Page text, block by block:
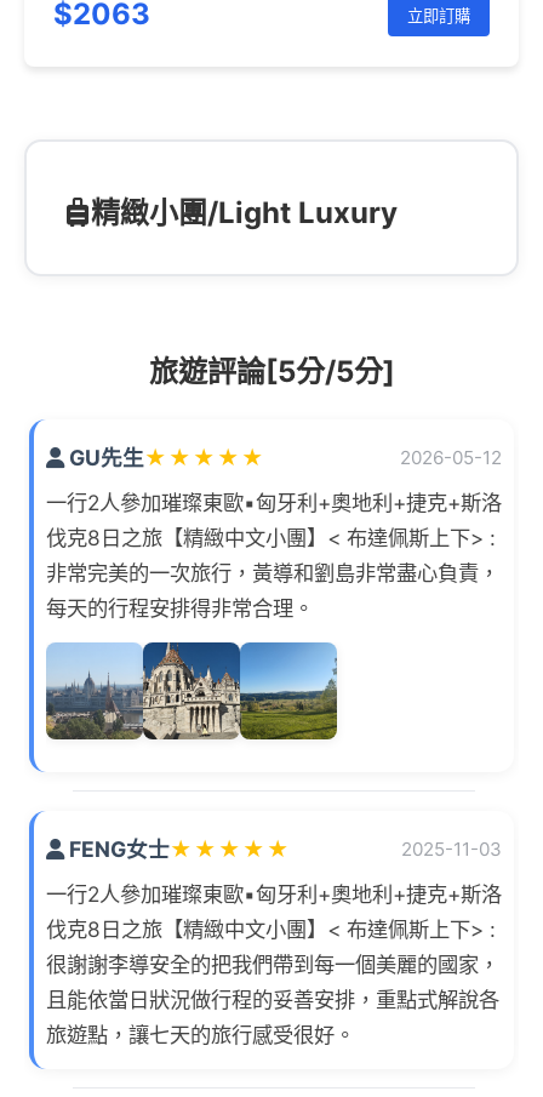
$2063 立即訂購
精緻小團/Light Luxury
旅遊評論[5分/5分]
GU先生★ ★ ★ ★ ★ 2026-05-12
一行2人參加璀璨東歐▪匈牙利+奧地利+捷克+斯洛
伐克8日之旅【精緻中文小團】< 布達佩斯上下> :
非常完美的一次旅行，黃導和劉島非常盡心負責，
每天的行程安排得非常合理。
FENG女士★ ★ ★ ★ ★ 2025-11-03
一行2人參加璀璨東歐▪匈牙利+奧地利+捷克+斯洛
伐克8日之旅【精緻中文小團】< 布達佩斯上下> :
很謝謝李導安全的把我們帶到每一個美麗的國家，
且能依當日狀況做行程的妥善安排，重點式解說各
旅遊點，讓七天的旅行感受很好。